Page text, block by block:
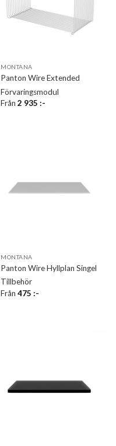
MONTANA
Panton Wire Extended
Förvaringsmodul
Från2 935:-
MONTANA
Panton Wire Hyllplan Singel
Tillbehör
Från475:-